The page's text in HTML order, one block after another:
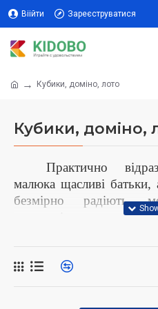
Віійти Зареєструватися
Кубики, доміно, лото
Кубики, доміно,
Практично
малюка щасливі батьки,
безмірно радіють
довгоочікуване чадо
дивується абсолютно